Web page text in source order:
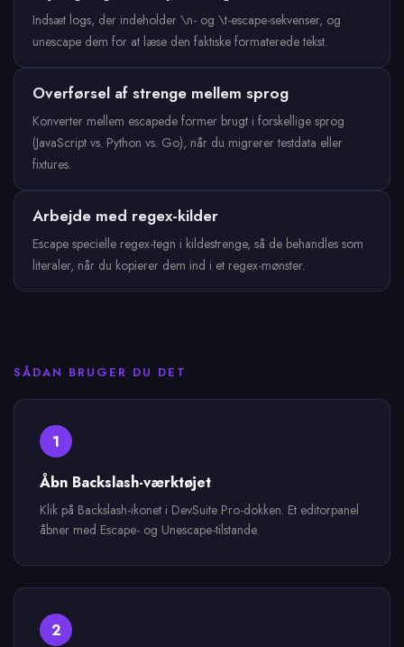
Indsæt logs, der indeholder \n- og \t-escape-sekvenser, og
unescape dem for at læse den faktiske formaterede tekst.
Overførsel af strenge mellem sprog
Konverter mellem escapede former brugt i forskellige sprog
(JavaScript vs. Python vs. Go), når du migrerer testdata eller
fixtures.
Arbejde med regex-kilder
Escape specielle regex-tegn i kildestrenge, så de behandles som
literaler, når du kopierer dem ind i et regex-mønster.
SÅDAN BRUGER DU DET
1
Åbn Backslash-værktøjet
Klik på Backslash-ikonet i DevSuite Pro-dokken. Et editorpanel
åbner med Escape- og Unescape-tilstande.
2